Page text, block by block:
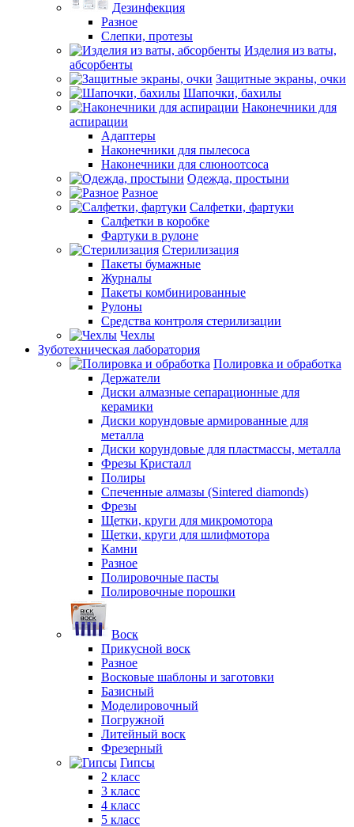
Дезинфекция
Разное
Слепки, протезы
Изделия из ваты,
абсорбенты
Защитные экраны, очки
Шапочки, бахилы
Наконечники для
аспирации
Адаптеры
Наконечники для пылесоса
Наконечники для слюноотсоса
Одежда, простыни
Разное
Салфетки, фартуки
Салфетки в коробке
Фартуки в рулоне
Стерилизация
Пакеты бумажные
Журналы
Пакеты комбинированные
Рулоны
Средства контроля стерилизации
Чехлы
Зуботехническая лаборатория
Полировка и обработка
Держатели
Диски алмазные сепарационные для
керамики
Диски корундовые армированные для
металла
Диски корундовые для пластмассы, металла
Фрезы Кристалл
Полиры
Спеченные алмазы (Sintered diamonds)
Фрезы
Щетки, круги для микромотора
Щетки, круги для шлифмотора
Камни
Разное
Полировочные пасты
Полировочные порошки
Воск
Прикусной воск
Разное
Восковые шаблоны и заготовки
Базисный
Моделировочный
Погружной
Литейный воск
Фрезерный
Гипсы
2 класс
3 класс
4 класс
5 класс